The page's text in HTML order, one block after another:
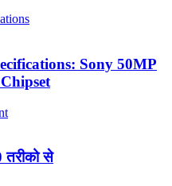
Sony 50MP
से